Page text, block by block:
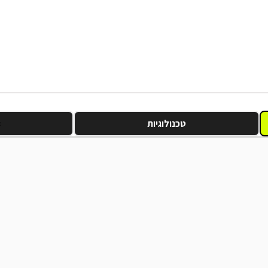
טכנולוגיות